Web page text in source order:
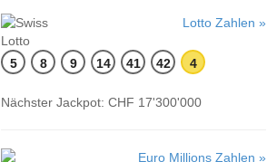
Lotto Zahlen »
5 8 9 14 41 42 4
Nächster Jackpot: CHF 17'300'000
Euro Millions Zahlen »